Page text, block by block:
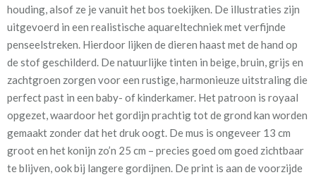
Meestal eerder, maar houd
rekening met
circa 1-2 weken
Materiaal: 100% katoen
Bijzonderheden
Kamerhoog en banen
(280cm) we nemen de meest
geschikte uitvoering.
houding, alsof ze je vanuit het bos toekijken. De illustraties zijn
uitgevoerd in een realistische aquareltechniek met verfijnde
penseelstreken. Hierdoor lijken de dieren haast met de hand op
de stof geschilderd. De natuurlijke tinten in beige, bruin, grijs en
zachtgroen zorgen voor een rustige, harmonieuze uitstraling die
perfect past in een baby- of kinderkamer. Het patroon is royaal
opgezet, waardoor het gordijn prachtig tot de grond kan worden
gemaakt zonder dat het druk oogt. De mus is ongeveer 13 cm
groot en het konijn zo’n 25 cm – precies goed om goed zichtbaar
te blijven, ook bij langere gordijnen. De print is aan de voorzijde